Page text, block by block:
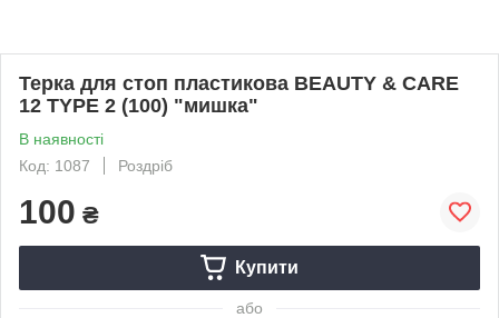
Терка для стоп пластикова BEAUTY & CARE
12 TYPE 2 (100) "мишка"
В наявності
Код: 1087
Роздріб
100 ₴
Купити
або